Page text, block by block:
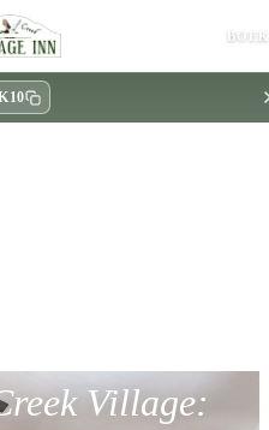
BOEK
Village: